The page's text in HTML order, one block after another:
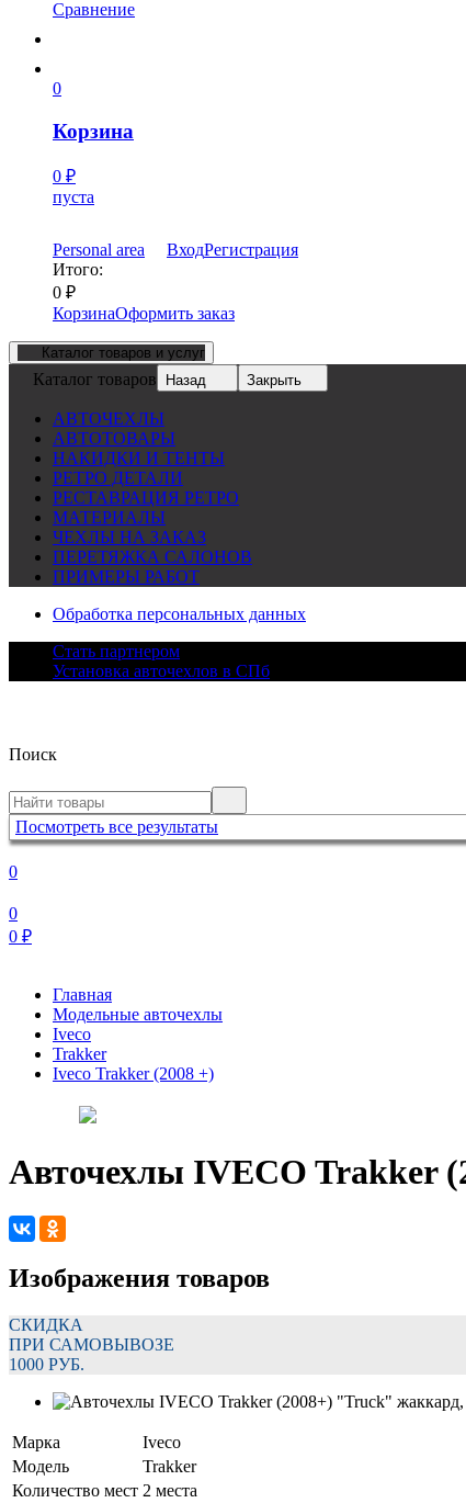
Сравнение
0
Корзина
0 ₽
пуста
Personal area ВходРегистрация
Итого:
0 ₽
КорзинаОформить заказ
Каталог товаров и услуг
Каталог товаров Назад Закрыть
АВТОЧЕХЛЫ
АВТОТОВАРЫ
НАКИДКИ И ТЕНТЫ
РЕТРО ДЕТАЛИ
РЕСТАВРАЦИЯ РЕТРО
МАТЕРИАЛЫ
ЧЕХЛЫ НА ЗАКАЗ
ПЕРЕТЯЖКА САЛОНОВ
ПРИМЕРЫ РАБОТ
Обработка персональных данных
Стать партнером
Установка авточехлов в СПб
Поиск
Посмотреть все результаты
0
0
0 ₽
Главная
Модельные авточехлы
Iveco
Trakker
Iveco Trakker (2008 +)
Авточехлы IVECO Trakker
Изображения товаров
СКИДКА
ПРИ САМОВЫВОЗЕ
1000 РУБ.
Марка
Iveco
Модель
Trakker
Количество мест 2 места